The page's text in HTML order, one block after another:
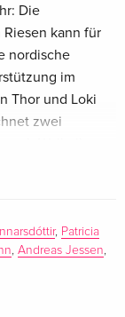
Die
kann für
nordische
im
Thor und Loki
zwei
Sieg gegen die
, Patricia
, Andreas Jessen,